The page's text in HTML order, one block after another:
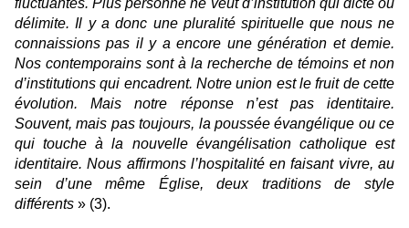
fluctuantes. Plus personne ne veut d’institution qui dicte ou
délimite. Il y a donc une pluralité spirituelle que nous ne
connaissions pas il y a encore une génération et demie.
Nos contemporains sont à la recherche de témoins et non
d’institutions qui encadrent. Notre union est le fruit de cette
évolution. Mais notre réponse n’est pas identitaire.
Souvent, mais pas toujours, la poussée évangélique ou ce
qui touche à la nouvelle évangélisation catholique est
identitaire. Nous affirmons l’hospitalité en faisant vivre, au
sein d’une même Église, deux traditions de style
différents » (3).